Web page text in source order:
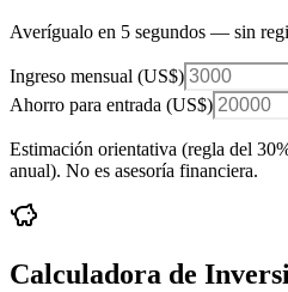
Averígualo en 5 segundos — sin
Ingreso mensual (US$)
Ahorro para entrada (US$)
Estimación orientativa (regla del
anual). No es asesoría financiera.
Calculadora de